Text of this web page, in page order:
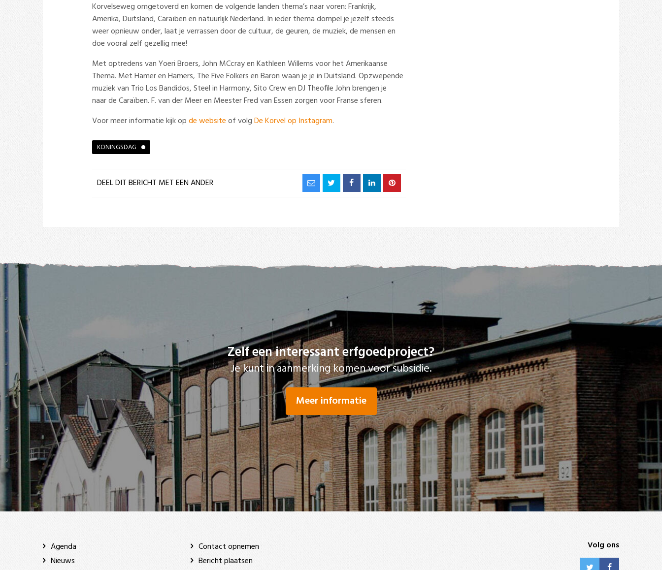
Korvelseweg omgetoverd en komen de volgende landen thema’s naar voren: Frankrijk,
Amerika, Duitsland, Caraïben en natuurlijk Nederland. In ieder thema dompel je jezelf steeds
weer opnieuw onder, laat je verrassen door de cultuur, de geuren, de muziek, de mensen en
doe vooral zelf gezellig mee!
Met optredens van Yoeri Broers, John MCcray en Kathleen Willems voor het Amerikaanse
Thema. Met Hamer en Hamers, The Five Folkers en Baron waan je je in Duitsland. Opzwepende
muziek van Trio Los Bandidos, Steel in Harmony, Sito Crew en DJ Theofile John brengen je
naar de Caraïben. F. van der Meer en Meester Fred van Essen zorgen voor Franse sferen.
Voor meer informatie kijk opde websiteof volgDe Korvel op Instagram.
KONINGSDAG
DEEL DIT BERICHT MET EEN ANDER
Zelf een interessant erfgoedproject?
Je kunt in aanmerking komen voor subsidie.
Meer informatie
Agenda
Nieuws
Contact opnemen
Bericht plaatsen
Volg ons